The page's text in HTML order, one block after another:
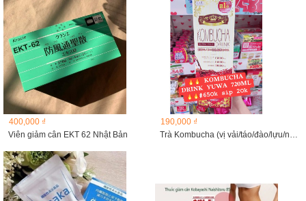
400,000 ₫
Viên giảm cân EKT 62 Nhật Bản
190,000 ₫
Trà Kombucha (vị vải/táo/đào/lựu/nho)